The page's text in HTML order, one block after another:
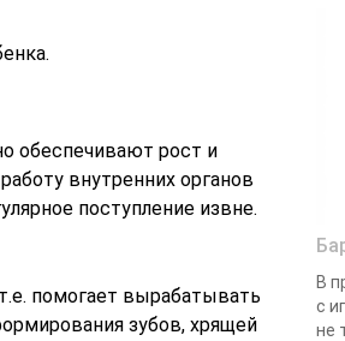
обеспечивают рост и
внутренних органов
поступление извне.
помогает вырабатывать
зубов, хрящей
В
с
не